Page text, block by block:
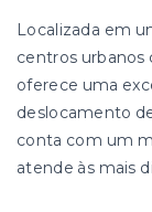
Localizada em
centros urbanos
oferece uma
deslocamento
conta com um
atende às mais